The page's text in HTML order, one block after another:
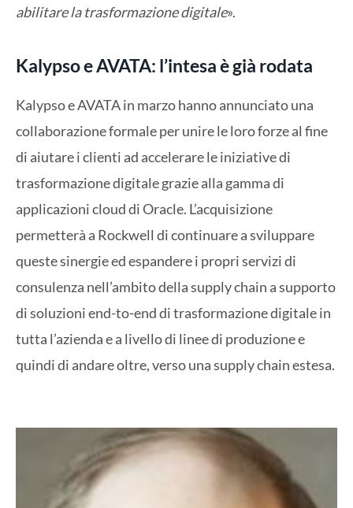
abilitare la trasformazione digitale».
Kalypso e AVATA: l’intesa è già rodata
Kalypso e AVATA in marzo hanno annunciato una
collaborazione formale per unire le loro forze al fine
di aiutare i clienti ad accelerare le iniziative di
trasformazione digitale grazie alla gamma di
applicazioni cloud di Oracle. L’acquisizione
permetterà a Rockwell di continuare a sviluppare
queste sinergie ed espandere i propri servizi di
consulenza nell’ambito della supply chain a supporto
di soluzioni end-to-end di trasformazione digitale in
tutta l’azienda e a livello di linee di produzione e
quindi di andare oltre, verso una supply chain estesa.